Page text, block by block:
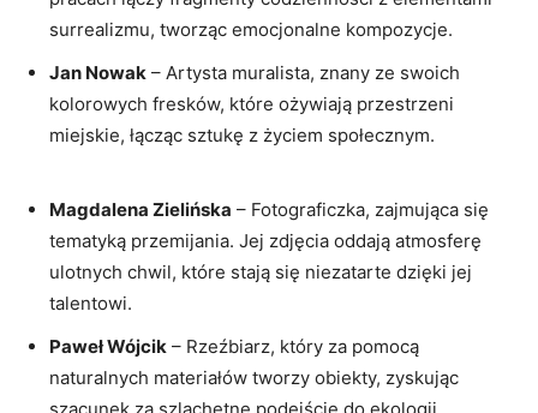
surrealizmu, tworząc emocjonalne kompozycje.
Jan Nowak ⁢– Artysta muralista, znany ze swoich
kolorowych​ fresków, które ożywiają przestrzeni
miejskie, łącząc ⁤sztukę z życiem społecznym.
Magdalena Zielińska – Fotograficzka, zajmująca się
tematyką przemijania. Jej zdjęcia oddają atmosferę
ulotnych​ chwil, które stają się niezatarte dzięki jej
talentowi.
Paweł Wójcik – Rzeźbiarz, który za pomocą
naturalnych materiałów tworzy obiekty, zyskując